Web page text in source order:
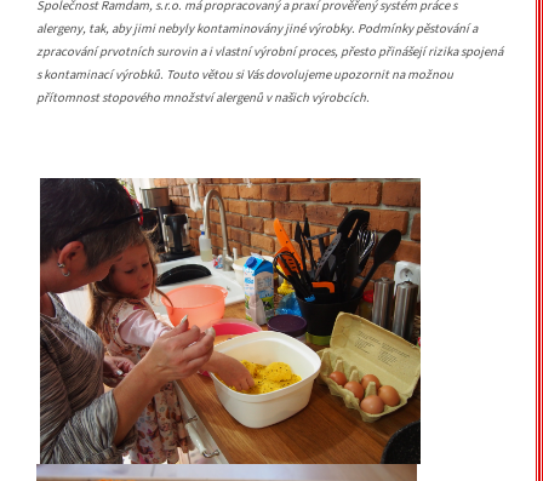
Společnost Ramdam, s.r.o. má propracovaný a praxí prověřený systém práce s
alergeny, tak, aby jimi nebyly kontaminovány jiné výrobky. Podmínky pěstování a
zpracování prvotních surovin a i vlastní výrobní proces, přesto přinášejí rizika spojená
s kontaminací výrobků. Touto větou si Vás dovolujeme upozornit na možnou
přítomnost stopového množství alergenů v našich výrobcích.